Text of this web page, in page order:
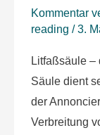
Kommentar
reading /3.
Litfaßsäule –
Säule dient
der
Verbreitung
2018